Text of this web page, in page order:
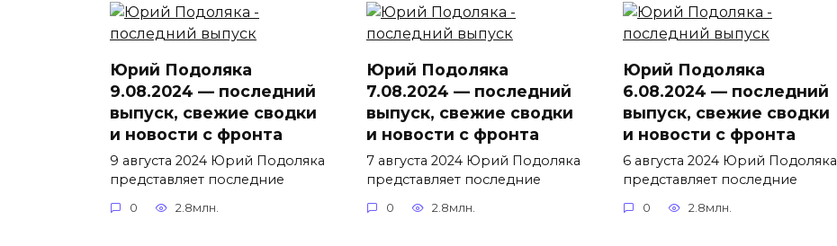
Юрий Подоляка
9.08.2024 — последний
выпуск, свежие сводки
и новости с фронта
9 августа 2024 Юрий Подоляка
представляет последние
0 2.8млн.
Юрий Подоляка
7.08.2024 — последний
выпуск, свежие сводки
и новости с фронта
7 августа 2024 Юрий Подоляка
представляет последние
0 2.8млн.
Юрий Подоляка
6.08.2024 — последний
выпуск, свежие сводки
и новости с фронта
6 августа 2024 Юрий Подоляка
представляет последние
0 2.8млн.